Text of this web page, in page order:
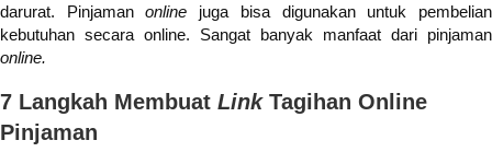
darurat. Pinjamanonline juga bisa digunakan untuk pembelian
kebutuhan secara online. Sangat banyak manfaat dari pinjaman
online.
7 Langkah Membuat LinkTagihan Online
Pinjaman